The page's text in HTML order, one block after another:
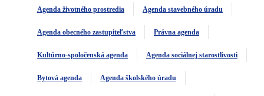
Agenda životného prostredia Agenda stavebného úradu
Agenda obecného zastupiteľstva Právna agenda
Kultúrno-spoločenská agenda Agenda sociálnej starostlivosti
Bytová agenda Agenda školského úradu